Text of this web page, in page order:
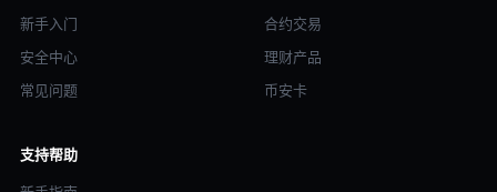
新手入门
安全中心
常见问题
合约交易
理财产品
币安卡
支持帮助